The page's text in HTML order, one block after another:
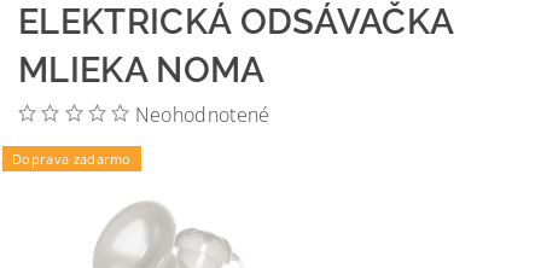
ELEKTRICKÁ ODSÁVAČKA
MLIEKA NOMA
Neohodnotené
Doprava zadarmo